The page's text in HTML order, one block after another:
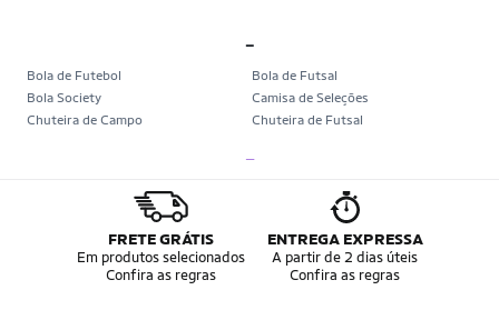
Bola de Futebol
Bola de Futsal
Bola Society
Camisa de Seleções
Chuteira de Campo
Chuteira de Futsal
Tênis de Corrida Feminino
Bola da Copa
Mini Bola da Copa
Copa 2026
Álbum da Copa
Boné do Brasil
Bandeira do Brasil
Moletom Seleção Brasileira
FRETE GRÁTIS
Em produtos selecionados
Confira as regras
ENTREGA EXPRESSA
A partir de 2 dias úteis
Confira as regras